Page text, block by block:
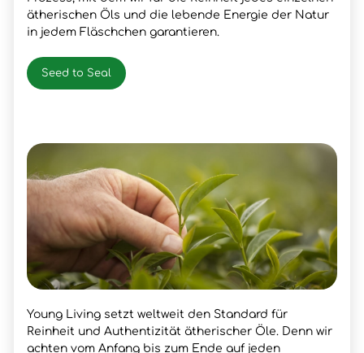
ätherischen Öls und die lebende Energie der Natur
in jedem Fläschchen garantieren.
Seed to Seal
Young Living setzt weltweit den Standard für
Reinheit und Authentizität ätherischer Öle. Denn wir
achten vom Anfang bis zum Ende auf jeden